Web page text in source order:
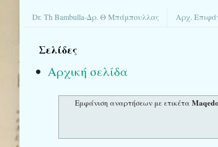
Dr. Th Bambulla-Δρ. Θ Μπάμπουλλας Αρχ.
Σελίδες
Αρχική σελίδα
Εμφάνιση αναρτήσεων με ετικέτα